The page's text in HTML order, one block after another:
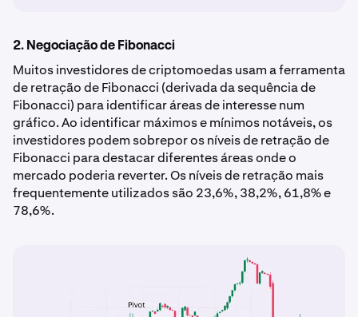
2. Negociação de Fibonacci
Muitos investidores de criptomoedas usam a ferramenta
de retração de Fibonacci (derivada da sequência de
Fibonacci) para identificar áreas de interesse num
gráfico. Ao identificar máximos e mínimos notáveis, os
investidores podem sobrepor os níveis de retração de
Fibonacci para destacar diferentes áreas onde o
mercado poderia reverter. Os níveis de retração mais
frequentemente utilizados são 23,6%, 38,2%, 61,8% e
78,6%.